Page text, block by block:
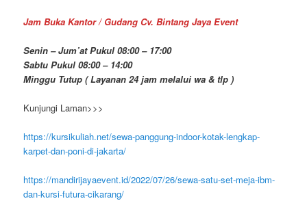
Jam Buka Kantor / Gudang Cv. Bintang Jaya Event
Senin – Jum’at Pukul 08:00 – 17:00
Sabtu Pukul 08:00 – 14:00
Minggu Tutup ( Layanan 24 jam melalui wa & tlp )
Kunjungi Laman>>>
https://kursikuliah.net/sewa-panggung-indoor-kotak-lengkap-
karpet-dan-poni-di-jakarta/
https://mandirijayaevent.id/2022/07/26/sewa-satu-set-meja-ibm-
dan-kursi-futura-cikarang/